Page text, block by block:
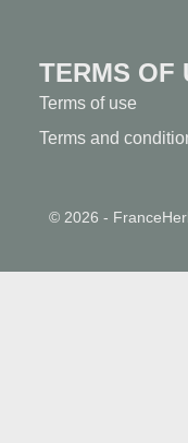
TERMS OF
Terms of use
Terms and
© 2026 -